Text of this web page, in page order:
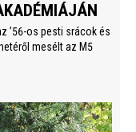
’56-os pesti srácok és
mesélt az M5